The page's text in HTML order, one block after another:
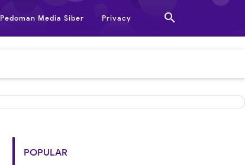

Pedoman Media Siber Privacy
POPULAR